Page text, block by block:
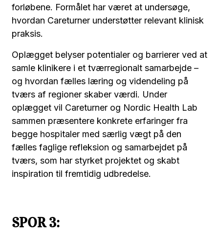
forløbene. Formålet har været at undersøge,
hvordan Careturner understøtter relevant klinisk
praksis.
Oplægget belyser potentialer og barrierer ved at
samle klinikere i et tværregionalt samarbejde –
og hvordan fælles læring og videndeling på
tværs af regioner skaber værdi. Under
oplægget vil Careturner og Nordic Health Lab
sammen præsentere konkrete erfaringer fra
begge hospitaler med særlig vægt på den
fælles faglige refleksion og samarbejdet på
tværs, som har styrket projektet og skabt
inspiration til fremtidig udbredelse.
SPOR 3: